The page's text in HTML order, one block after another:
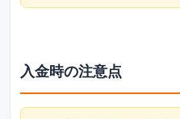
入金時の注意点